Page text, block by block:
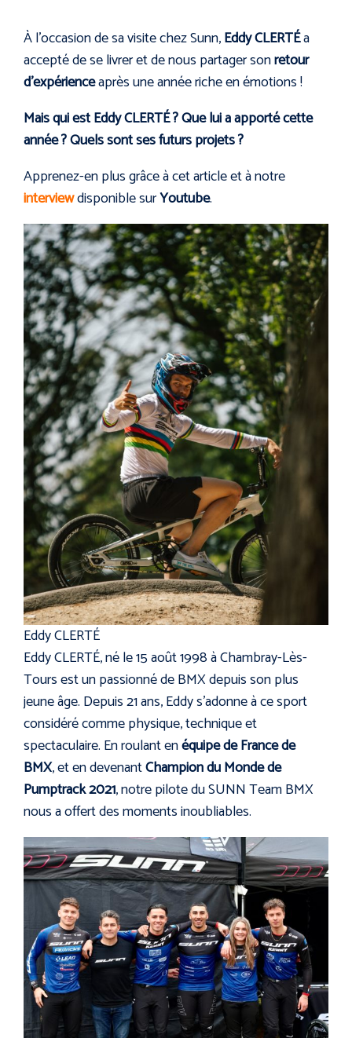
BMX Enduro
SUNN
SchoolH
Ouse
Ride,
Spot &
Sunn
À l’occasion de sa visite chez Sunn,Eddy CLERTÉa
accepté de se livrer et de nous partager sonretour
d’expérienceaprès une année riche en émotions !
Mais qui est Eddy CLERTÉ ? Que lui a apporté cette
année ? Quels sont ses futurs projets ?
Apprenez-en plus grâce à cet article et à notre
interviewdisponible surYoutube.
Eddy CLERTÉ
Eddy CLERTÉ, né le 15 août 1998 à Chambray-Lès-
Tours est un passionné de BMX depuis son plus
jeune âge. Depuis 21 ans, Eddy s’adonne à ce sport
considéré comme physique, technique et
spectaculaire. En roulant enéquipe de France de
BMX, et en devenantChampion du Monde de
Pumptrack 2021, notre pilote du SUNN Team BMX
nous a offert des moments inoubliables.